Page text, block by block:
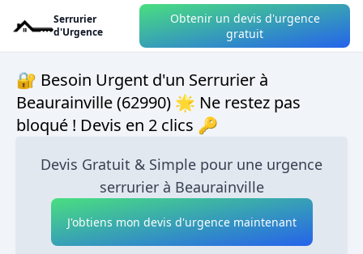
Serrurier
d'Urgence
Obtenir un devis d'urgence
gratuit
🔐 Besoin Urgent d'un Serrurier à
Beaurainville (62990) 🌟 Ne restez pas
bloqué ! Devis en 2 clics 🔑
Devis Gratuit & Simple pour une urgence
serrurier à Beaurainville
J'obtiens mon devis d'urgence maintenant